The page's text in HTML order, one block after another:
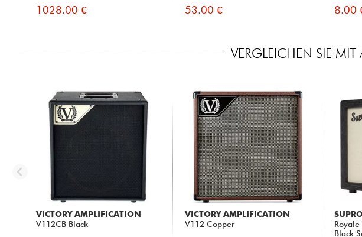
1028.00 € 53.00 € 8.00
VERGLEICHEN SIE MIT
VICTORY AMPLIFICATION
V112CB Black
VICTORY AMPLIFICATION
V112 Copper
Black